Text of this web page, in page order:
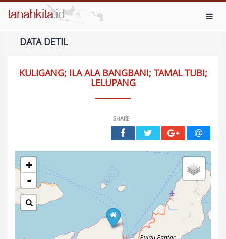
DATA DETIL
KULIGANG; ILA ALA BANGBANI; TAMAL TUBI;
LELUPANG
SHARE
+
-